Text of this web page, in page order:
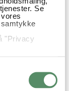
Se
"Privacy
placering,
scanning af